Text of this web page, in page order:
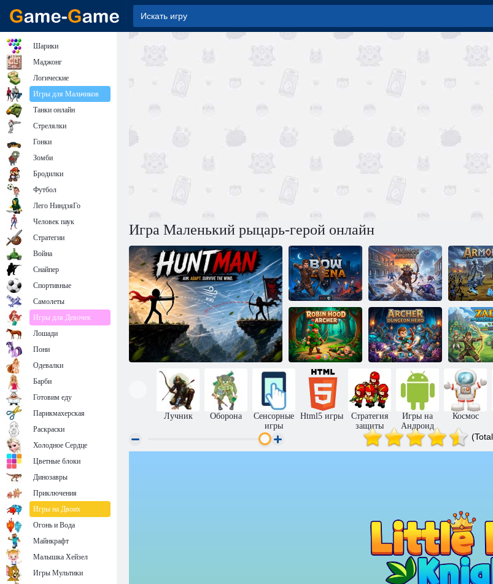
Игра Маленький рыцарь-герой онлайн
Арена
лучников
Викинг
Стрельба из
лука
Лучник Робин
Гуд
Лучник: Герой
Подземелья
Зад
Лучник Оборона
Сенсорные
игры
Html5 игры
Стратегия
защиты
Игры на
Андроид
Космос
Шарики
Маджонг
Логические
Игры для Мальчиков
Танки онлайн
Стрелялки
Гонки
Зомби
Бродилки
Футбол
Лего НиндзяГо
Человек паук
Стратегии
Война
Снайпер
Спортивные
Самолеты
Игры для Девочек
Лошади
Пони
Одевалки
Барби
Готовим еду
Парикмахерская
Раскраски
Холодное Сердце
Цветные блоки
Динозавры
Приключения
Игры на Двоих
Огонь и Вода
Майнкрафт
Малышка Хейзел
Игры Мультики